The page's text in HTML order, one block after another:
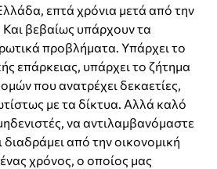
επτά χρόνια μετά από την
βεβαίως υπάρχουν τα
προβλήματα. Υπάρχει το
επάρκειας, υπάρχει το ζήτημα
που ανατρέχει δεκαετίες,
με τα δίκτυα. Αλλά καλό
να αντιλαμβανόμαστε
διαδράμει από την οικονομική
χρόνος, ο οποίος μας